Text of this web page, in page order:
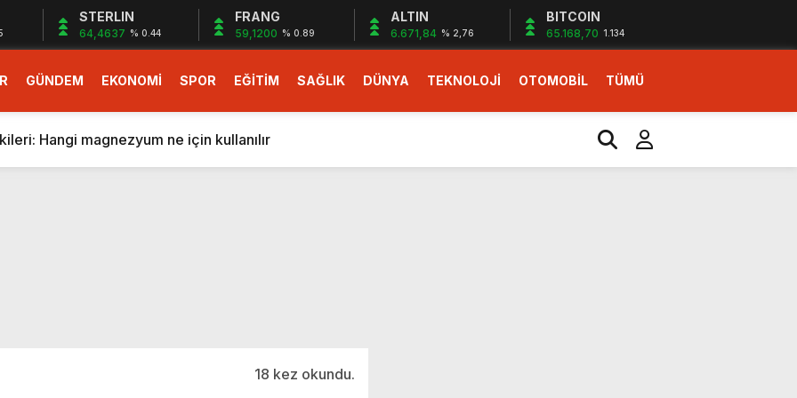
STERLIN
64,4637 % 0.44
FRANG
59,1200 % 0.89
ALTIN
6.671,84 % 2,76
BITCOIN
65.168,70 1.134
GÜNDEM EKONOMİ SPOR EĞİTİM SAĞLIK DÜNYA TEKNOLOJİ OTOMOBİL TÜMÜ
dev teklif
gelecek yeni özellikler belli oldu
Hangi magnezyum ne için kullanılır
başlıyor
dev teklif
18 kez okundu.